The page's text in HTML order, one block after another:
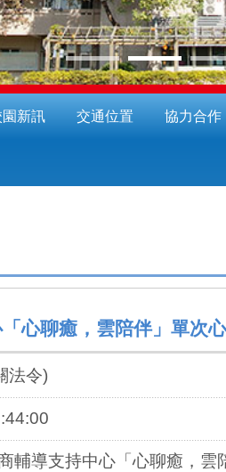
新訊 交通位置 協力合作
心聊癒，雲陪伴」單次
法令)
輔導支持中心「心聊癒，